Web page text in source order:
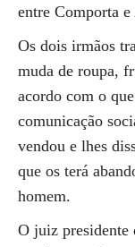
entre Comporta
Os dois irmãos
muda de roupa,
acordo com o
comunicação
vendou e lhes
que os terá
homem.
O juiz presidente